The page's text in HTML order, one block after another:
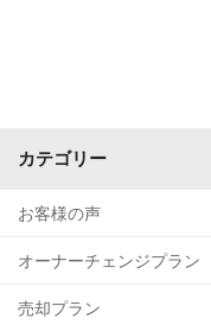
カテゴリー
お客様の声
オーナーチェンジプラン
売却プラン